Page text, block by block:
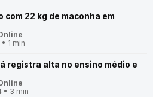
com 22 kg de maconha em
1 min
registra alta no ensino médio e
• 3 min